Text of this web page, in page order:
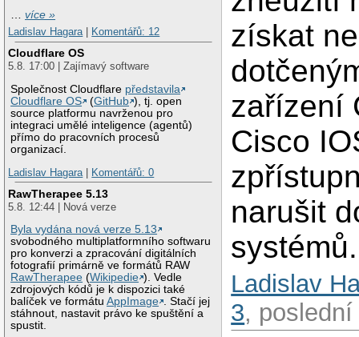
…více »
Ladislav Hagara| Komentářů: 12
Cloudflare OS
5.8. 17:00 | Zajímavý software
Společnost Cloudflare představila
Cloudflare OS
(GitHub ), tj. open
source platformu navrženou pro
integraci umělé inteligence (agentů)
přímo do pracovních procesů
organizací.
Ladislav Hagara| Komentářů: 0
RawTherapee 5.13
5.8. 12:44 | Nová verze
Byla vydána nová verze 5.13
svobodného multiplatformního softwaru
pro konverzi a zpracování digitálních
fotografií primárně ve formátů RAW
RawTherapee (Wikipedie ). Vedle
zdrojových kódů je k dispozici také
balíček ve formátuAppImage . Stačí jej
stáhnout, nastavit právo ke spuštění a
spustit.
získat
zařízení
Cisco
narušit
systémů.
Ladislav
3,